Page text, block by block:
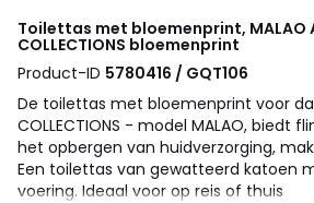
Toilettas met bloemenprint, MALAO
COLLECTIONS bloemenprint
Product-ID 5780416 / GQT106
De toilettas met bloemenprint voor
COLLECTIONS - model MALAO, biedt
het opbergen van huidverzorging,
Een toilettas van gewatteerd katoen
voering. Ideaal voor op reis of thuis